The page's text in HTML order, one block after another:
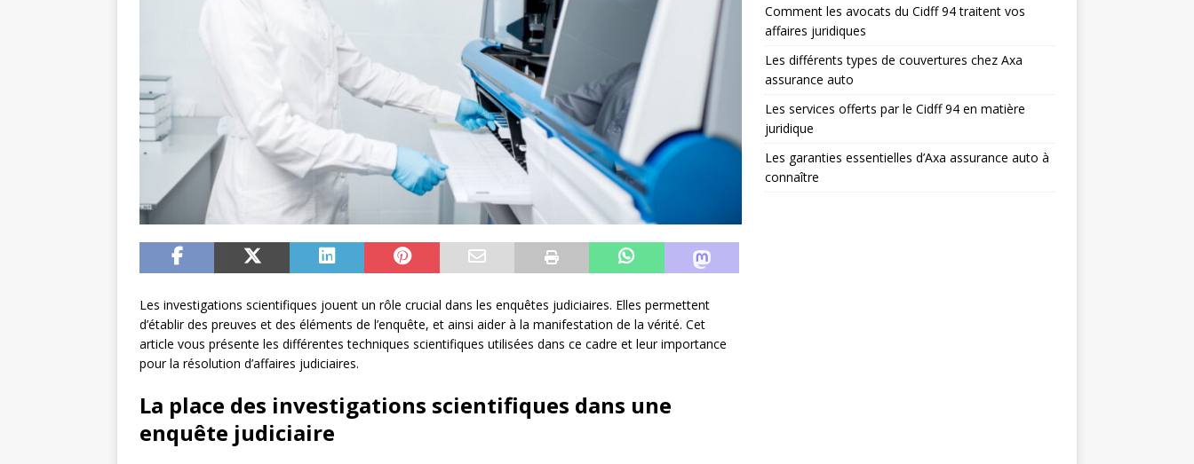
Les investigations scientifiques jouent un rôle crucial dans les enquêtes judiciaires. Elles permettent
d’établir des preuves et des éléments de l’enquête, et ainsi aider à la manifestation de la vérité. Cet
article vous présente les différentes techniques scientifiques utilisées dans ce cadre et leur importance
pour la résolution d’affaires judiciaires.
La place des investigations scientifiques dans une
enquête judiciaire
Comment les avocats du Cidff 94 traitent vos
affaires juridiques
Les différents types de couvertures chez Axa
assurance auto
Les services offerts par le Cidff 94 en matière
juridique
Les garanties essentielles d’Axa assurance auto à
connaître